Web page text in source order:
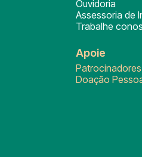
Ouvidoria
Assessoria de
Trabalhe
Apoie
Doação